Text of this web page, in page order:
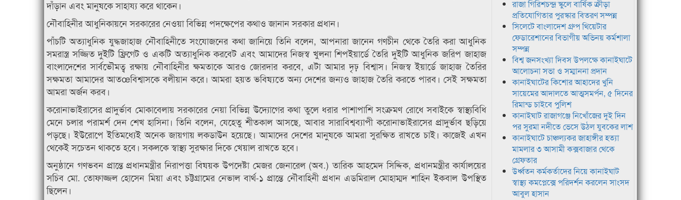
দাঁড়ান এবং মানুষকে সাহায্য করে থাকেন।
নৌবাহিনীর আধুনিকায়নে সরকারের নেওয়া বিভিন্ন পদক্ষেপের কথাও জানান সরকার প্রধান।
পাঁচটি অত্যাধুনিক যুদ্ধজাহাজ নৌবাহিনীতে সংযোজনের কথা জানিয়ে তিনি বলেন, আপনারা জানেন গণচীন থেকে তৈরি করা আধুনিক
সমরাস্ত্র সজ্জিত দুইটি ফ্রিগেট ও একটি অত্যাধুনিক করবেট এবং আমাদের নিজস্ব খুলনা শিপইয়ার্ডে তৈরি দুইটি আধুনিক জরিপ জাহাজ
বাংলাদেশের সার্বভৌমত্ব রক্ষায় নৌবাহিনীর ক্ষমতাকে আরও জোরদার করবে, এটা আমার দৃঢ় বিশ্বাস। নিজস্ব ইয়ার্ডে জাহাজ তৈরির
সক্ষমতা আমাদের আতœবিশ্বাসকে বলীয়ান করে। আমরা হয়ত ভবিষ্যতে অন্য দেশের জন্যও জাহাজ তৈরি করতে পারব। সেই সক্ষমতা
আমরা অর্জন করব।
করোনাভাইরাসের প্রাদুর্ভাব মোকাবেলায় সরকারের নেয়া বিভিন্ন উদ্যোগের কথা তুলে ধরার পাশাপাশি সংক্রমণ রোধে সবাইকে স্বাস্থ্যবিধি
মেনে চলার পরামর্শ দেন শেখ হাসিনা। তিনি বলেন, যেহেতু শীতকাল আসছে, আবার সারাবিশ্বব্যাপী করোনাভাইরাসের প্রাদুর্ভাব ছড়িয়ে
পড়ছে। ইউরোপে ইতিমধ্যেই অনেক জায়গায় লকডাউন হয়েছে। আমাদের দেশের মানুষকে আমরা সুরক্ষিত রাখতে চাই। কাজেই এখন
থেকেই সচেতন থাকতে হবে। সকলকে স্বাস্থ্য সুরক্ষার দিকে খেয়াল রাখতে হবে।
অনুষ্ঠানে গণভবন প্রান্তে প্রধানমন্ত্রীর নিরাপত্তা বিষয়ক উপদেষ্টা মেজর জেনারেল (অব.) তারিক আহমেদ সিদ্দিক, প্রধানমন্ত্রীর কার্যালয়ের
সচিব মো. তোফাজ্জল হোসেন মিয়া এবং চট্টগ্রামের নেভাল বার্থ-১ প্রান্তে নৌবাহিনী প্রধান এডমিরাল মোহাম্মদ শাহিন ইকবাল উপস্থিত
ছিলেন।
রাজা গিরিশচন্দ্র স্কুলে বার্ষিক ক্রীড়া
প্রতিযোগিতার পুরস্কার বিতরণ সম্পন্ন
সিলেটে বাংলাদেশ গ্রুপ থিয়েটার
ফেডারেশানের বিভাগীয় অভিনয় কর্মশালা
সম্পন্ন
বিশ্ব জনসংখ্যা দিবস উপলক্ষে কানাইঘাটে
আলোচনা সভা ও সম্মাননা প্রদান
কানাইঘাটের কিশোর আহাদের খুনি
সায়েমের আদালতে আত্মসমর্পন, ৫ দিনের
রিমান্ড চাইবে পুলিশ
কানাইঘাট রাজাগঞ্জে নিখোঁজের দুই দিন
পর সুরমা নদীতে ভেসে উঠল যুবকের লাশ
কানাইঘাটে চাঞ্চল্যকর জাহাঙ্গীর হত্যা
মামলার ৩ আসামী কক্সবাজার থেকে
গ্রেফতার
উর্ধ্বতন কর্মকর্তাদের নিয়ে কানাইঘাট
স্বাস্থ্য কমপ্লেক্সে পরিদর্শন করলেন সাংসদ
আবুল হাসান